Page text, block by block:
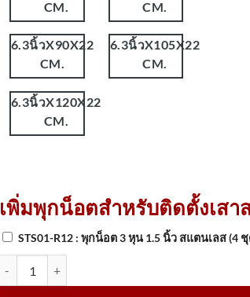
CM.
6.3นิ้วX90X22
CM.
6.3นิ้วX120X22
CM.
CM.
6.3นิ้วX105X22
CM.
เพิ่มพุกน็อตสำหรับติดตั้งเสา
STS01-R12 : พุกน็อต 3 หุน 1.5 นิ้ว สแตนเลส (4